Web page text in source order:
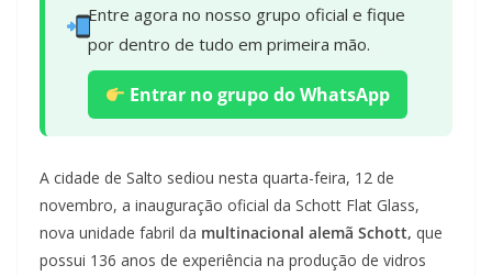
Entre agora no nosso grupo oficial e fique
por dentro de tudo em primeira mão.
Entrar no grupo do WhatsApp
A cidade de Salto sediou nesta quarta-feira, 12 de
novembro, a inauguração oficial da Schott Flat Glass,
nova unidade fabril da multinacional alemã Schott, que
possui 136 anos de experiência na produção de vidros